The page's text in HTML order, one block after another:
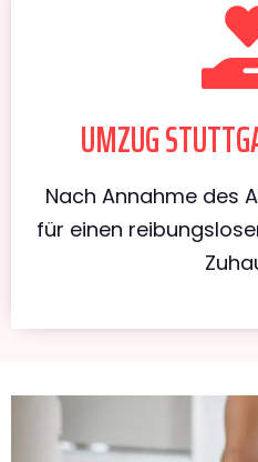
UMZUG
Nach Annahme des
für einen